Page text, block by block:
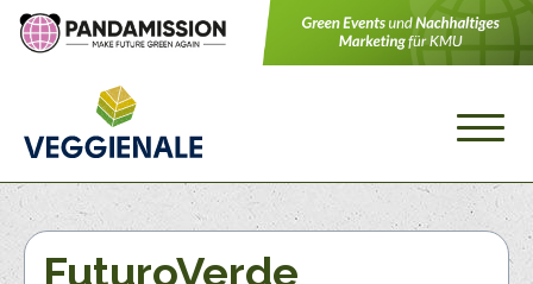
FuturoVerde